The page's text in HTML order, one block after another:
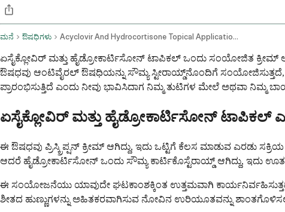
ಮನೆ ಔಷಧಿಗಳು Acyclovir And Hydrocortisone Topical Application Route
ಏಸೈಕ್ಲೋವಿರ್ ಮತ್ತು ಹೈಡ್ರೋಕಾರ್ಟಿಸೋನ್ ಟಾಪಿಕಲ್ ಒಂದು ಸಂಯೋಜಿತ ಕ್ರೀಮ್
ಔಷಧವು ಆಂಟಿವೈರಲ್ ಔಷಧಿಯನ್ನು ಸೌಮ್ಯ ಸ್ಟೀರಾಯ್ಡ್‌ನೊಂದಿಗೆ ಸಂಯೋಜಿಸುತ್ತದೆ,
ಪ್ರಾರಂಭಿಸುತ್ತಿದೆ ಎಂದು ನೀವು ಭಾವಿಸಿದಾಗ ನಿಮ್ಮ ತುಟಿಗಳ ಮೇಲೆ ಅಥವಾ ನಿಮ್ಮ
ಏಸೈಕ್ಲೋವಿರ್ ಮತ್ತು ಹೈಡ್ರೋಕಾರ್ಟಿಸೋನ್ ಟಾಪಿಕಲ್
ಈ ಔಷಧವು ಪ್ರಿಸ್ಕ್ರಿಪ್ಷನ್ ಕ್ರೀಮ್ ಆಗಿದ್ದು, ಇದು ಒಟ್ಟಿಗೆ ಕೆಲಸ ಮಾಡುವ ಎರಡು
ಆದರೆ ಹೈಡ್ರೋಕಾರ್ಟಿಸೋನ್ ಒಂದು ಸೌಮ್ಯ ಕಾರ್ಟಿಕೊಸ್ಟೆರಾಯ್ಡ್ ಆಗಿದ್ದು, ಇದು
ಈ ಸಂಯೋಜನೆಯು ಯಾವುದೇ ಘಟಕಾಂಶಕ್ಕಿಂತ ಉತ್ತಮವಾಗಿ
ಶೀತದ ಹುಣ್ಣುಗಳನ್ನು ಅಹಿತಕರವಾಗಿಸುವ ನೋವಿನ ಉರಿಯೂತವನ್ನು